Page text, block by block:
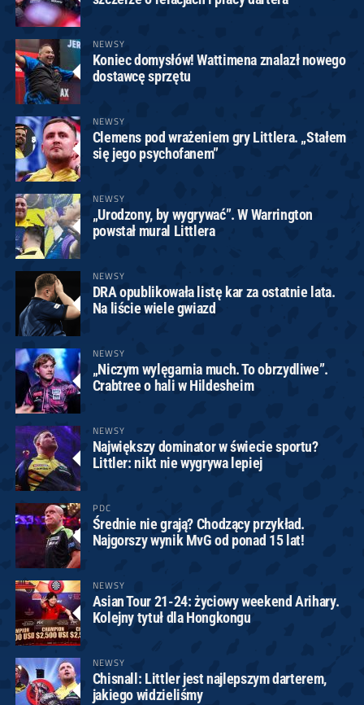
NEWSY
Koniec domysłów! Wattimena znalazł nowego
dostawcę sprzętu
NEWSY
Clemens pod wrażeniem gry Littlera. „Stałem
się jego psychofanem”
NEWSY
„Urodzony, by wygrywać”. W Warrington
powstał mural Littlera
NEWSY
DRA opublikowała listę kar za ostatnie lata.
Na liście wiele gwiazd
NEWSY
„Niczym wylęgarnia much. To obrzydliwe”.
Crabtree o hali w Hildesheim
NEWSY
Największy dominator w świecie sportu?
Littler: nikt nie wygrywa lepiej
PDC
Średnie nie grają? Chodzący przykład.
Najgorszy wynik MvG od ponad 15 lat!
NEWSY
Asian Tour 21-24: życiowy weekend Arihary.
Kolejny tytuł dla Hongkongu
NEWSY
Chisnall: Littler jest najlepszym darterem,
jakiego widzieliśmy